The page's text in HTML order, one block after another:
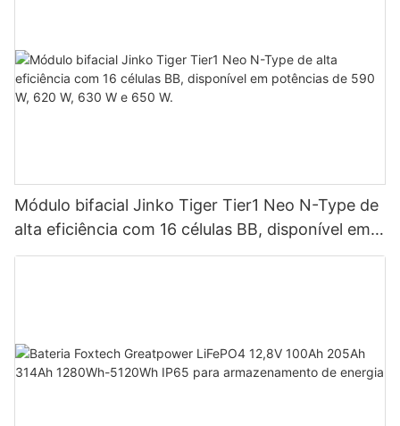
Módulo bifacial Jinko Tiger Tier1 Neo N-Type de
alta eficiência com 16 células BB, disponível em
potências de 590 W, 620 W, 630 W e 650 W.